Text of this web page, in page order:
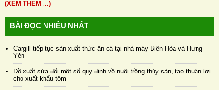
(XEM THÊM ...)
BÀI ĐỌC NHIỀU NHẤT
Cargill tiếp tục sản xuất thức ăn cá tại nhà máy Biên Hòa và Hưng
Yên
Đề xuất sửa đổi một số quy định về nuôi trồng thủy sản, tạo thuận lợi
cho xuất khẩu tôm